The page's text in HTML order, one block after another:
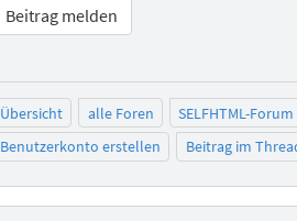
Beitrag melden
Übersicht alle Foren
SELFHTML-Forum
Benutzerkonto erstellen
Beitrag im